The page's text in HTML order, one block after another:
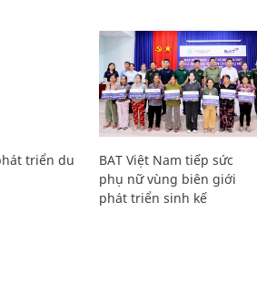
triển du
BAT Việt Nam tiếp sức
phụ nữ vùng biên giới
phát triển sinh kế